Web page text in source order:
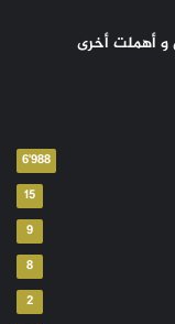
و أهملت أخرى
6٬988
15
9
8
2